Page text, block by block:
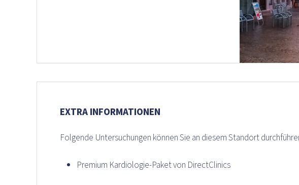
EXTRA INFORMATIONEN
Folgende Untersuchungen können Sie an diesem Standort
Premium Kardiologie-Paket von DirectClinics